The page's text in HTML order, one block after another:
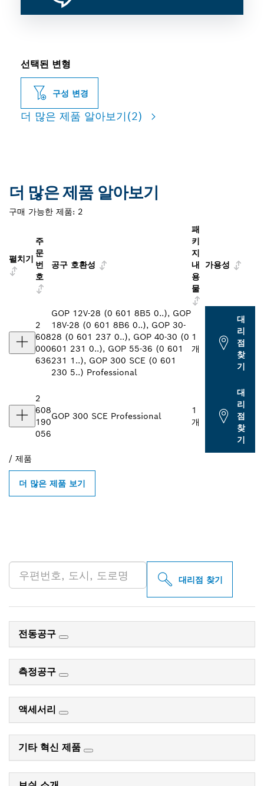
선택된 변형
구성 변경
더 많은 제품 알아보기(2)
더 많은 제품 알아보기
구매 가능한 제품: 2
펼치기
주
문
번
호
공구 호환성
패
키
지
내
용
물
가용성
2
608
000
636
GOP 12V-28 (0 601 8B5 0..), GOP
18V-28 (0 601 8B6 0..), GOP 30-
28 (0 601 237 0..), GOP 40-30 (0
601 231 0..), GOP 55-36 (0 601
231 1..), GOP 300 SCE (0 601
230 5..) Professional
1
개
대
리
점
찾
기
2
608
190
056
GOP 300 SCE Professional
1
개
대
리
점
찾
기
/ 제품
더 많은 제품 보기
대리점 찾기
전동공구
측정공구
액세서리
기타 혁신 제품